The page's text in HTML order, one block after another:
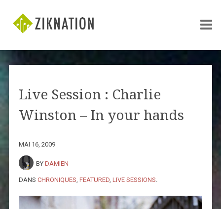
Live Session : Charlie
Winston – In your hands
MAI 16, 2009
BY DAMIEN
DANS CHRONIQUES FEATURED, LIVE SESSIONS